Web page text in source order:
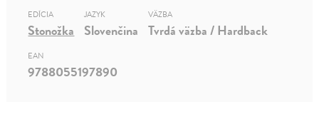
EDÍCIA
Stonožka
JAZYK
Slovenčina
VÄZBA
Tvrdá väzba / Hardback
EAN
9788055197890